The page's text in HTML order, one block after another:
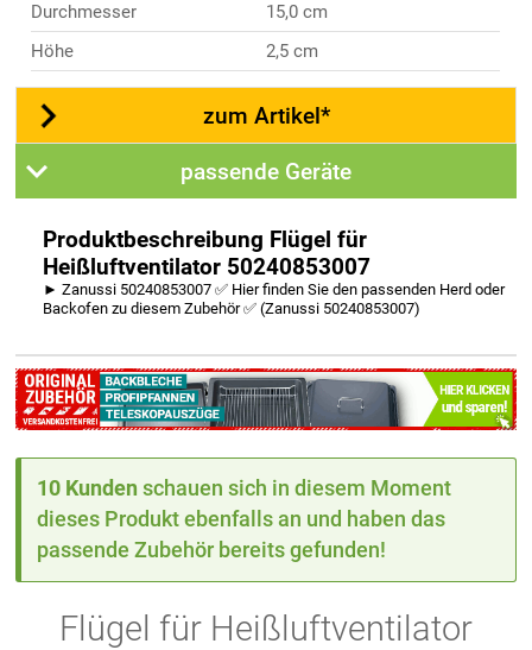
Durchmesser
15,0 cm
Höhe
2,5 cm
zum Artikel*
passende Geräte
Produktbeschreibung Flügel für
Heißluftventilator 50240853007
► Zanussi 50240853007 ✅ Hier finden Sie den passenden Herd oder
Backofen zu diesem Zubehör ✅ (Zanussi 50240853007)
10 Kunden schauen sich in diesem Moment
dieses Produkt ebenfalls an und haben das
passende Zubehör bereits gefunden!
Flügel für Heißluftventilator